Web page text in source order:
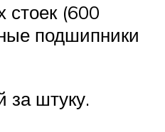
стоек (600
подшипники
за штуку.